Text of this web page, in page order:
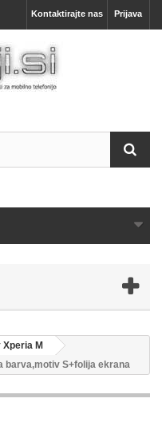
Prijava
Kontaktirajte nas
M
barva,motiv S+folija ekrana